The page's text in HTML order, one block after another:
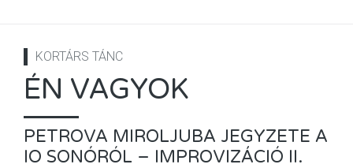
KORTÁRS TÁNC
ÉN VAGYOK
PETROVA MIROLJUBA JEGYZETE A
IO SONÓRÓL – IMPROVIZÁCIÓ II.